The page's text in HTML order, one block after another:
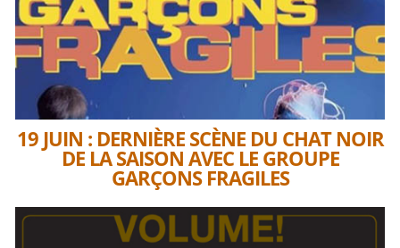
19 JUIN : DERNIÈRE SCÈNE DU CHAT NOIR
DE LA SAISON AVEC LE GROUPE
GARÇONS FRAGILES